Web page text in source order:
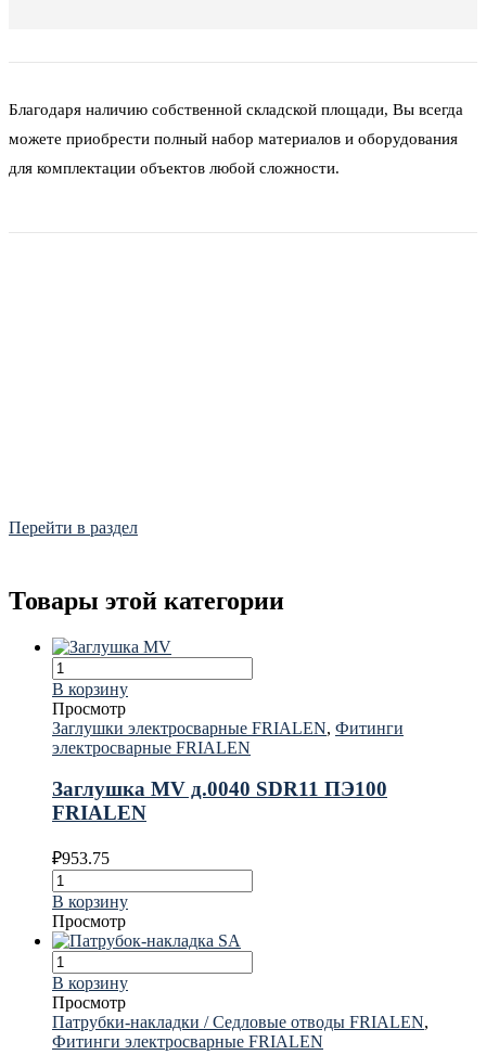
Благодаря наличию собственной складской площади, Вы всегда
можете приобрести полный набор материалов и оборудования
для комплектации объектов любой сложности.
Перейти в раздел
Товары этой категории
В корзину
Просмотр
Заглушки электросварные FRIALEN, Фитинги
электросварные FRIALEN
Заглушка MV д.0040 SDR11 ПЭ100
FRIALEN
₽953.75
В корзину
Просмотр
В корзину
Просмотр
Патрубки-накладки / Седловые отводы FRIALEN,
Фитинги электросварные FRIALEN